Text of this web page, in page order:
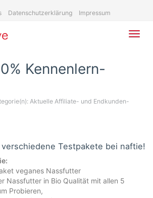
Datenschutzerklärung Impressum
Kennenlern-
Aktuelle Affiliate- und Endkunden-
verschiedene Testpakete bei naftie!
veganes Nassfutter
Nassfutter in Bio Qualität mit allen 5
Probieren,